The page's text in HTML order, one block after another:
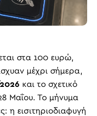
στα 100 ευρώ,
μέχρι σήμερα,
και το σχετικό
Μαΐου. Το μήνυμα
η εισιτηριοδιαφυγή